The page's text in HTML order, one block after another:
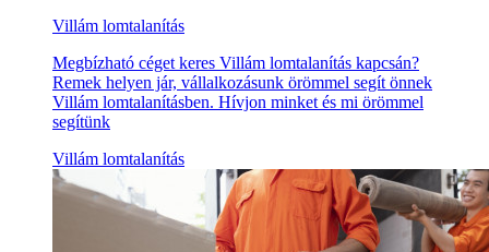
Villám lomtalanítás
Megbízható céget keres Villám lomtalanítás kapcsán?
Remek helyen jár, vállalkozásunk örömmel segít önnek
Villám lomtalanításben. Hívjon minket és mi örömmel
segítünk
Villám lomtalanítás